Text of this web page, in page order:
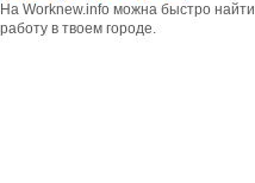
На Worknew.info можна быстро найти
работу в твоем городе.